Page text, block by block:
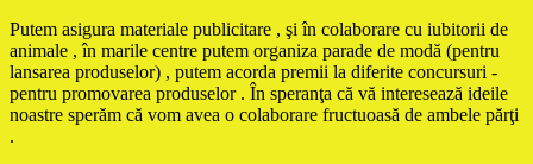
Putem asigura materiale publicitare , şi în colaborare cu iubitorii de
animale , în marile centre putem organiza parade de modă (pentru
lansarea produselor) , putem acorda premii la diferite concursuri -
pentru promovarea produselor . În speranţa că vă interesează ideile
noastre sperăm că vom avea o colaborare fructuoasă de ambele părţi
.